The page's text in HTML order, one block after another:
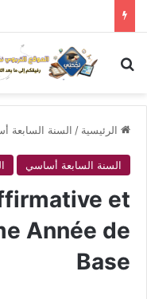
بحث عن
الرئيسية / السنة السابعة
السنة السابعة أساسي
et
Année de
Base